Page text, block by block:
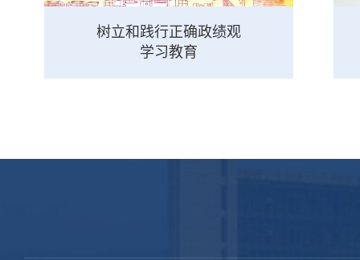
树立和践行正确政绩观
学习教育